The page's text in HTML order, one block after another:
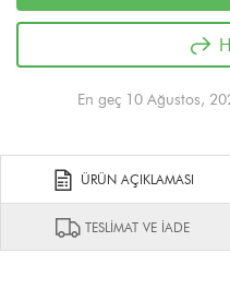
En geç 10 Ağustos,
ÜRÜN AÇIKLAMASI
TESLİMAT VE İADE